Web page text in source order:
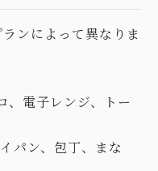
ンによって異なりま
電子レンジ、トー
パン、包丁、まな